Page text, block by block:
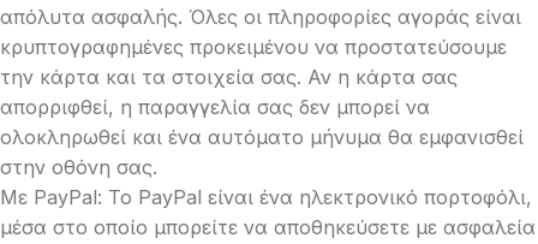
απόλυτα ασφαλής. Όλες οι πληροφορίες αγοράς είναι
κρυπτογραφημένες προκειμένου να προστατεύσουμε
την κάρτα και τα στοιχεία σας. Αν η κάρτα σας
απορριφθεί, η παραγγελία σας δεν μπορεί να
ολοκληρωθεί και ένα αυτόματο μήνυμα θα εμφανισθεί
στην οθόνη σας.
Με PayPal: To PayPal είναι ένα ηλεκτρονικό πορτοφόλι,
μέσα στο οποίο μπορείτε να αποθηκεύσετε με ασφαλεία